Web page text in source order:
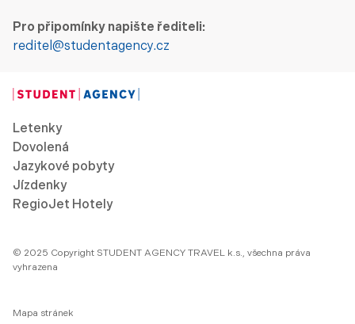
Pro připomínky napište řediteli:
reditel@studentagency.cz
Letenky
Dovolená
Jazykové pobyty
Jízdenky
RegioJet Hotely
© 2025 Copyright STUDENT AGENCY TRAVEL k.s., všechna práva
vyhrazena
Mapa stránek